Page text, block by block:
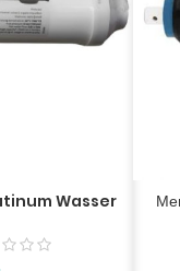
Wasser